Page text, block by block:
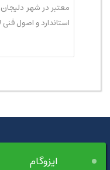
معتبر در شهر
استاندارد و اصول فنی
ایزوگام